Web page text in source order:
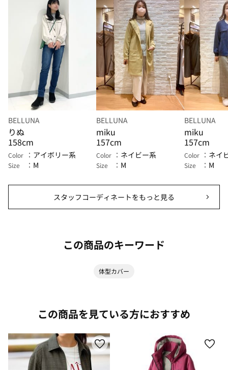
BELLUNA
りぬ
158cm
Color アイボリー系
Size M
BELLUNA
miku
157cm
Color ネイビー系
Size M
BELLUNA
miku
157cm
Color ネイ
Size M
スタッフコーディネートをもっと見る
この商品のキーワード
体型カバー
この商品を見ている方におすすめ